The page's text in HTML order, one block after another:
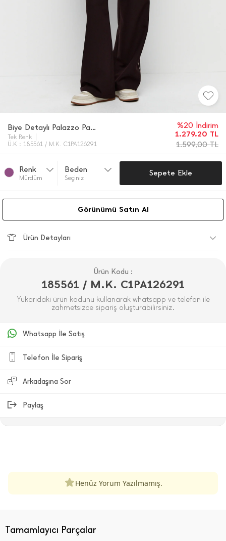
Biye Detaylı Palazzo Pantolon
Tek Renk
Ü.K : 185561 / M.K. C1PA126291
%20 İndirim
1.279,20 TL
1.599,00TL
Renk
Mürdüm
Beden
Seçiniz
Sepete Ekle
Görünümü Satın Al
Ürün Detayları
Ürün Kodu :
185561 / M.K. C1PA126291
Yukarıdaki ürün kodunu kullanarak whatsapp ve telefon ile
zahmetsizce sipariş oluşturabilirsiniz.
Whatsapp İle Satış
Telefon İle Sipariş
Arkadaşına Sor
Paylaş
Henüz Yorum Yazılmamış.
Tamamlayıcı Parçalar